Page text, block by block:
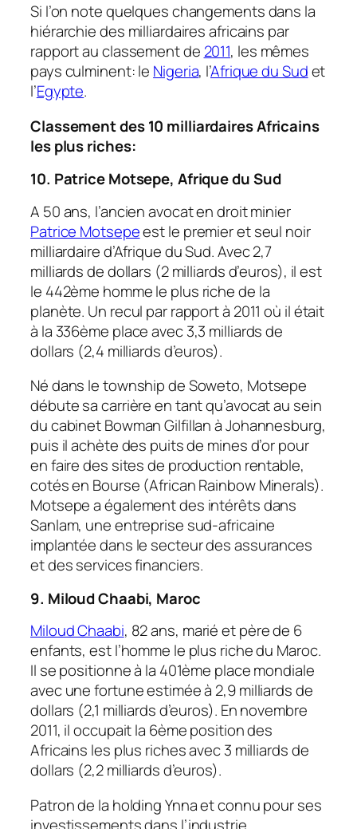
Si l’on note quelques changements dans la
hiérarchie des milliardaires africains par
rapport au classement de 2011, les mêmes
pays culminent: le Nigeria, l’Afrique du Sudet
l’Egypte.
Classement des 10 milliardaires Africains
les plus riches:
10. Patrice Motsepe, Afrique du Sud
A 50 ans, l’ancien avocat en droit minier
Patrice Motsepeest le premier et seul noir
milliardaire d’Afrique du Sud. Avec 2,7
milliards de dollars (2 milliards d’euros), il est
le 442ème homme le plus riche de la
planète. Un recul par rapport à 2011 où il était
à la 336ème place avec 3,3 milliards de
dollars (2,4 milliards d’euros).
Né dans le township de Soweto, Motsepe
débute sa carrière en tant qu’avocat au sein
du cabinet Bowman Gilfillan à Johannesburg,
puis il achète des puits de mines d’or pour
en faire des sites de production rentable,
cotés en Bourse (African Rainbow Minerals).
Motsepe a également des intérêts dans
Sanlam, une entreprise sud-africaine
implantée dans le secteur des assurances
et des services financiers.
9. Miloud Chaabi, Maroc
Miloud Chaabi, 82 ans, marié et père de 6
enfants, est l’homme le plus riche du Maroc.
Il se positionne à la 401ème place mondiale
avec une fortune estimée à 2,9 milliards de
dollars (2,1 milliards d’euros). En novembre
2011, il occupait la 6ème position des
Africains les plus riches avec 3 milliards de
dollars (2,2 milliards d’euros).
Patron de la holding Ynna et connu pour ses
investissements dans l’industrie,